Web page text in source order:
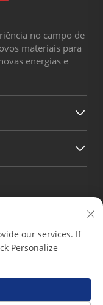
no campo de
materiais para
energias e
Area of chengdu
Sichuan China
our services. If
Personalize